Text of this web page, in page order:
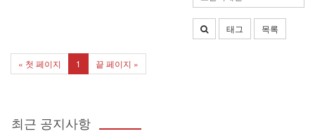
태그 목록
« 첫 페이지 1 끝 페이지 »
최근 공지사항